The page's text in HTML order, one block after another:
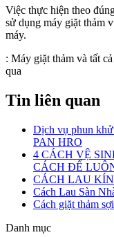
Việc thực hiện theo
sử dụng máy giặt thảm
máy.
: Máy giặt thảm và tất
qua
Tin liên quan
Dịch vụ phun
PAN HRO
4 CÁCH VỆ
CÁCH ĐỂ
CÁCH LAU
Cách Lau Sàn
Cách giặt thảm
Danh mục